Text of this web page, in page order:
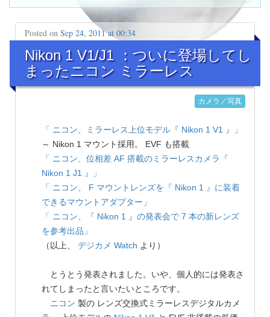
Posted on Sep 24, 2011 at 00:34
Nikon 1 V1/J1 ：ついに登場してし
まったニコン ミラーレス
カメラ／写真
「 ニコン、ミラーレス上位モデル『 Nikon 1 V1 』」
～ Nikon 1 マウント採用。 EVF も搭載
「 ニコン、位相差 AF 搭載のミラーレスカメラ『
Nikon 1 J1 』」
「 ニコン、 F マウントレンズを『 Nikon 1 』に装着
できるマウントアダプター」
「 ニコン、『 Nikon 1 』の発表会で 7 本の新レンズ
を参考出品」
（以上、 デジカメ Watch より）
とうとう発表されました。いや、個人的には発表さ
れてしまったと言いたいところです。
ニコン 製の レンズ交換式ミラーレスデジタルカメ